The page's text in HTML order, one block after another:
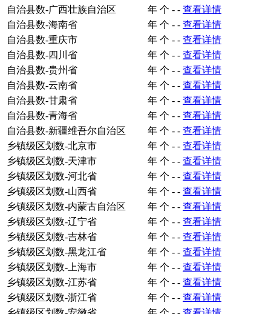
自治县数-广西壮族自治区
年 个 - - 查看详情
自治县数-海南省
年 个 - - 查看详情
自治县数-重庆市
年 个 - - 查看详情
自治县数-四川省
年 个 - - 查看详情
自治县数-贵州省
年 个 - - 查看详情
自治县数-云南省
年 个 - - 查看详情
自治县数-甘肃省
年 个 - - 查看详情
自治县数-青海省
年 个 - - 查看详情
自治县数-新疆维吾尔自治区
年 个 - - 查看详情
乡镇级区划数-北京市
年 个 - - 查看详情
乡镇级区划数-天津市
年 个 - - 查看详情
乡镇级区划数-河北省
年 个 - - 查看详情
乡镇级区划数-山西省
年 个 - - 查看详情
乡镇级区划数-内蒙古自治区
年 个 - - 查看详情
乡镇级区划数-辽宁省
年 个 - - 查看详情
乡镇级区划数-吉林省
年 个 - - 查看详情
乡镇级区划数-黑龙江省
年 个 - - 查看详情
乡镇级区划数-上海市
年 个 - - 查看详情
乡镇级区划数-江苏省
年 个 - - 查看详情
乡镇级区划数-浙江省
年 个 - - 查看详情